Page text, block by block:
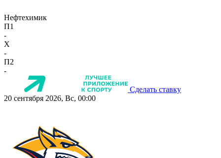
Нефтехимик
П1
-
X
-
П2
-
Сделать ставку
20 сентября 2026, Вс, 00:00